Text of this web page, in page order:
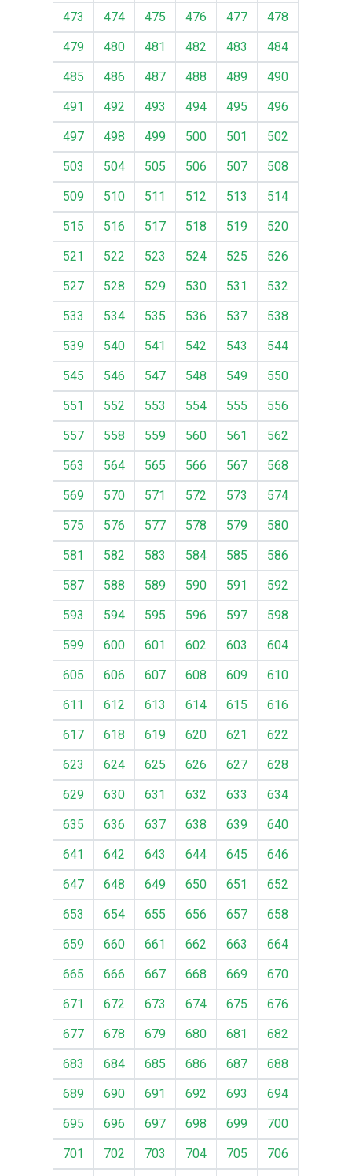
473 474 475 476 477
478
479
480 481 482 483
484
485
486 487 488 489
490
491
492 493 494 495
496
497
498 499 500 501
502
503
504 505 506 507
508
509
510 511 512 513
514
515
516 517 518 519
520
521
522 523 524 525
526
527
528 529 530 531
532
533
534 535 536 537
538
539
540 541 542 543
544
545
546 547 548 549
550
551
552 553 554 555
556
557
558 559 560 561
562
563
564 565 566 567
568
569
570 571 572 573
574
575
576 577 578 579
580
581
582 583 584 585
586
587
588 589 590 591
592
593
594 595 596 597
598
599
600 601 602 603
604
605
606 607 608 609
610
611
612 613 614 615
616
617
618 619 620 621
622
623
624 625 626 627
628
629
630 631 632 633
634
635
636 637 638 639
640
641
642 643 644 645
646
647
648 649 650 651
652
653
654 655 656 657
658
659
660 661 662 663
664
665
666 667 668 669
670
671
672 673 674 675
676
677
678 679 680 681
682
683
684 685 686 687
688
689
690 691 692 693
694
695
696 697 698 699
700
701
702 703 704 705
706